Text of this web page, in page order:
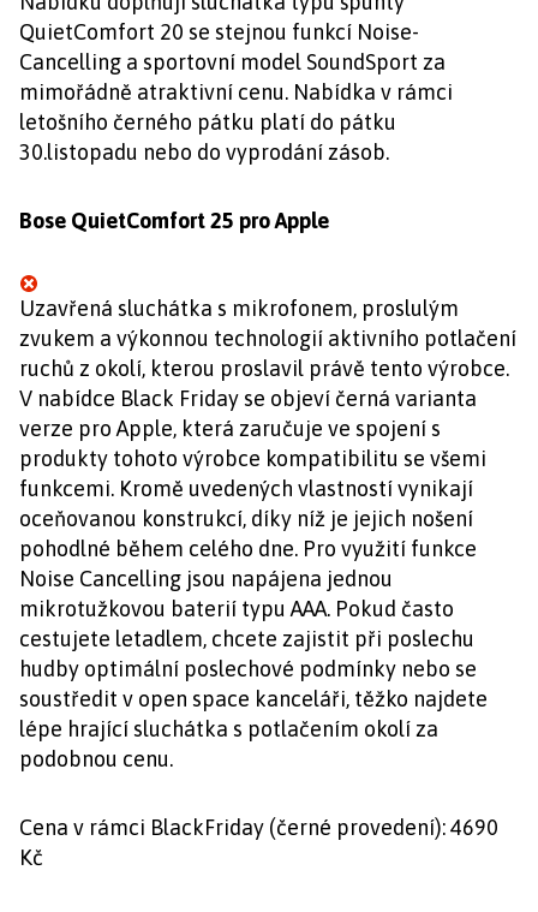
QuietComfort 20 se stejnou funkcí Noise-
Cancelling a sportovní model SoundSport za
mimořádně atraktivní cenu. Nabídka v rámci
letošního černého pátku platí do pátku
30.listopadu nebo do vyprodání zásob.
Bose QuietComfort 25 pro Apple
Uzavřená sluchátka s mikrofonem, proslulým
zvukem a výkonnou technologií aktivního potlačení
ruchů z okolí, kterou proslavil právě tento výrobce.
V nabídce Black Friday se objeví černá varianta
verze pro Apple, která zaručuje ve spojení s
produkty tohoto výrobce kompatibilitu se všemi
funkcemi. Kromě uvedených vlastností vynikají
oceňovanou konstrukcí, díky níž je jejich nošení
pohodlné během celého dne. Pro využití funkce
Noise Cancelling jsou napájena jednou
mikrotužkovou baterií typu AAA. Pokud často
cestujete letadlem, chcete zajistit při poslechu
hudby optimální poslechové podmínky nebo se
soustředit v open space kanceláři, těžko najdete
lépe hrající sluchátka s potlačením okolí za
podobnou cenu.
Cena v rámci BlackFriday (černé provedení): 4690
Kč